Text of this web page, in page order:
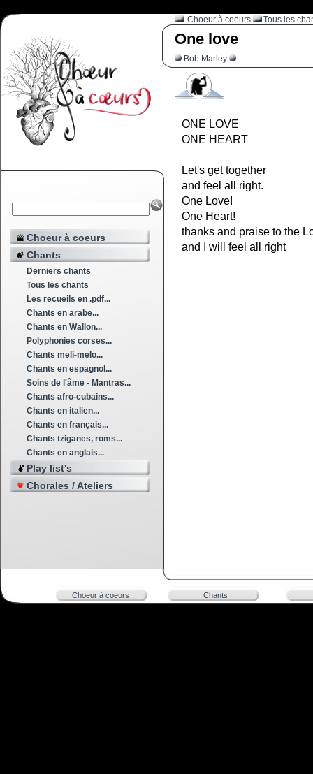
Choeur à coeurs
Chants
Derniers chants
Tous les chants
Les recueils en .pdf...
Chants en arabe...
Chants en Wallon...
Polyphonies corses...
Chants meli-melo...
Chants en espagnol...
Soins de l'âme - Mantras...
Chants afro-cubains...
Chants en italien...
Chants en français...
Chants tziganes, roms...
Chants en anglais...
Play list's
Chorales / Ateliers
Choeur à coeurs Tous les
One love
Bob Marley
ONE LOVE
ONE HEART
Let's get together
and feel all right.
One Love!
One Heart!
thanks and praise to the
and I will feel all right
Choeur à coeurs Chants